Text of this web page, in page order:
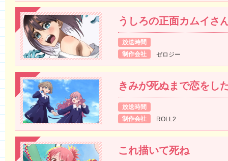
うしろの正面カムイさ
放送時間
制作会社
ゼロジー
きみが死ぬまで恋をし
放送時間
制作会社
ROLL2
これ描いて死ね